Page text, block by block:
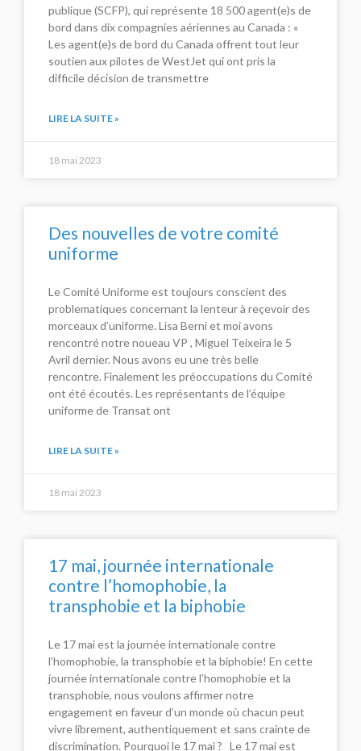
publique (SCFP), qui représente 18 500 agent(e)s de
bord dans dix compagnies aériennes au Canada : «
Les agent(e)s de bord du Canada offrent tout leur
soutien aux pilotes de WestJet qui ont pris la
difficile décision de transmettre
LIRE LA SUITE »
18 mai 2023
Des nouvelles de votre comité
uniforme
Le Comité Uniforme est toujours conscient des
problematiques concernant la lenteur à reçevoir des
morceaux d’uniforme. Lisa Berni et moi avons
rencontré notre noueau VP , Miguel Teixeira le 5
Avril dernier. Nous avons eu une très belle
rencontre. Finalement les préoccupations du Comité
ont été écoutés. Les représentants de l’équipe
uniforme de Transat ont
LIRE LA SUITE »
18 mai 2023
17 mai, journée internationale
contre l’homophobie, la
transphobie et la biphobie
Le 17 mai est la journée internationale contre
l’homophobie, la transphobie et la biphobie! En cette
journée internationale contre l’homophobie et la
transphobie, nous voulons affirmer notre
engagement en faveur d’un monde où chacun peut
vivre librement, authentiquement et sans crainte de
discrimination. Pourquoi le 17 mai ? Le 17 mai est